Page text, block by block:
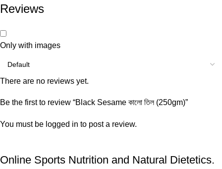
Reviews
Only with images
There are no reviews yet.
Be the first to review “Black Sesame কালো তিল (250gm)”
You must be logged in to post a review.
Online Sports Nutrition and Natural Dietetics.